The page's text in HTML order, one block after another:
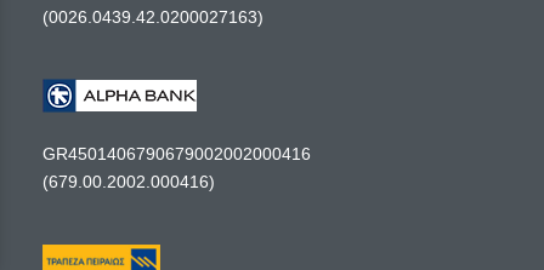
(0026.0439.42.0200027163)
GR4501406790679002002000416
(679.00.2002.000416)